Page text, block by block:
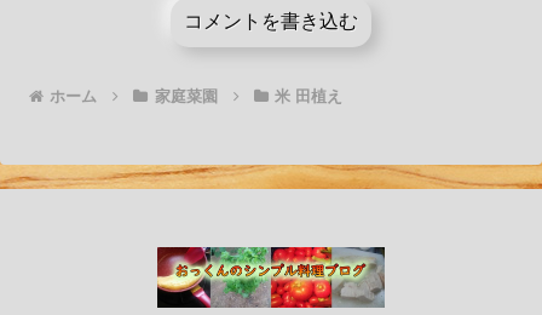
コメントを書き込む
ホーム 家庭菜園 米 田植え